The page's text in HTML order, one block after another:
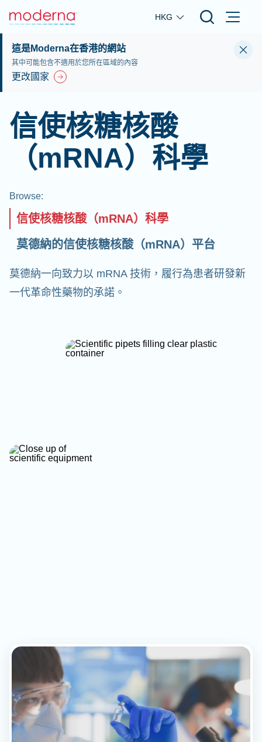
Skip to main content
HKG
這是Moderna在香港的網站
其中可能包含不適用於您所在區域的內容
更改國家
信使核糖核酸
（mRNA）科學
Browse:
信使核糖核酸（mRNA）科學
莫德納的信使核糖核酸（mRNA）平台
莫德納一向致力以 mRNA 技術，履行為患者研發新
一代革命性藥物的承諾。